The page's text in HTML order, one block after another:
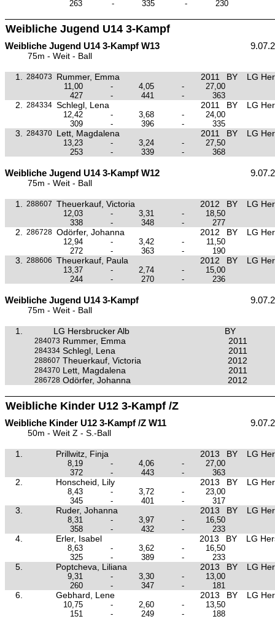
263 - 335 - 230
Weibliche Jugend U14 3-Kampf
Weibliche Jugend U14 3-Kampf W13
75m - Weit - Ball
1. 284073 Rummer, Emma 2011 BY LG
11,00 - 4,05 -
27,00
427
- 441 - 363
2. 284334 Schlegl, Lena 2011 BY LG
12,42 - 3,68 -
24,00
309
- 396 - 335
3. 284370 Lett, Magdalena 2011 BY LG
13,23 - 3,24 -
27,50
253
- 339 - 368
Weibliche Jugend U14 3-Kampf W12
75m - Weit - Ball
1. 288607 Theuerkauf, Victoria 2012 BY LG
12,03 - 3,31 -
18,50
338
- 348 - 277
2. 286728 Odörfer, Johanna 2012 BY LG
12,94 - 3,42 -
11,50
272
- 363 - 190
3. 288606 Theuerkauf, Paula 2012 BY LG
13,37 - 2,74 -
15,00
244
- 270 - 236
Weibliche Jugend U14 3-Kampf
75m - Weit - Ball
1. LG Hersbrucker Alb BY
284073 Rummer, Emma 2011
284334 Schlegl, Lena 2011
288607 Theuerkauf, Victoria 2012
284370 Lett, Magdalena 2011
286728 Odörfer, Johanna 2012
Weibliche Kinder U12 3-Kampf /Z
Weibliche Kinder U12 3-Kampf /Z W11
50m - Weit Z - S.-Ball
1. Prillwitz, Finja 2013 BY LG
8,19 - 4,06 -
27,00
372
- 443 - 363
2. Honscheid, Lily 2013 BY LG
8,43 - 3,72 -
23,00
345
- 401 - 317
3. Ruder, Johanna 2013 BY LG
8,31 - 3,97 -
16,50
358
- 432 - 233
4. Erler, Isabel 2013 BY LG
8,63 - 3,62 -
16,50
325
- 389 - 233
5. Poptcheva, Liliana 2013 BY LG
9,31 - 3,30 -
13,00
260
- 347 - 181
6. Gebhard, Lene 2013 BY LG
10,75 - 2,60 -
13,50
151
- 249 - 188